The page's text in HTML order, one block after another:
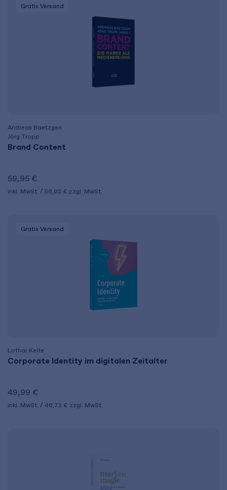
Gratis Versand
Andreas Baetzgen
Jörg Tropp
Brand Content
59,95 €
inkl. MwSt. 56,03 € zzgl. MwSt.
Gratis Versand
Lothar Keite
Corporate Identity im digitalen Zeitalter
49,99 €
inkl. MwSt. 46,72 € zzgl. MwSt.